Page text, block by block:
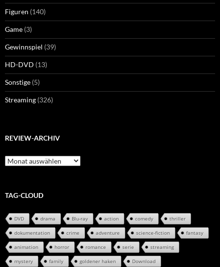
Figuren (140)
Game (3)
Gewinnspiel (39)
HD-DVD (13)
Sonstige (5)
Streaming (326)
REVIEW-ARCHIV
Review-
Archiv
TAG-CLOUD
DVD drama Blu-ray action comedy thriller
dokumentation crime adventure science-fiction fantasy
animation horror romance serie streaming
mystery family goldener haken Download